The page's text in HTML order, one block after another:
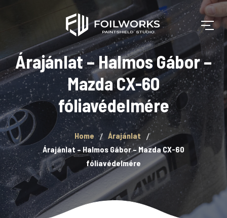
Árajánlat – Halmos Gábor –
Mazda CX-60
fóliavédelmére
Home
Árajánlat
Árajánlat – Halmos Gábor – Mazda CX-60
fóliavédelmére